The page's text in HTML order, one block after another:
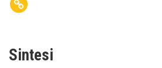
Sintesi